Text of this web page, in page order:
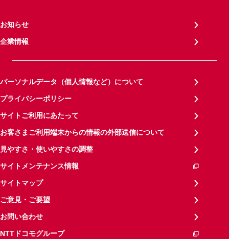
お知らせ
企業情報
パーソナルデータ（個人情報など）について
プライバシーポリシー
サイトご利用にあたって
お客さまご利用端末からの情報の外部送信について
見やすさ・使いやすさの調整
サイトメンテナンス情報
サイトマップ
ご意見・ご要望
お問い合わせ
NTTドコモグループ